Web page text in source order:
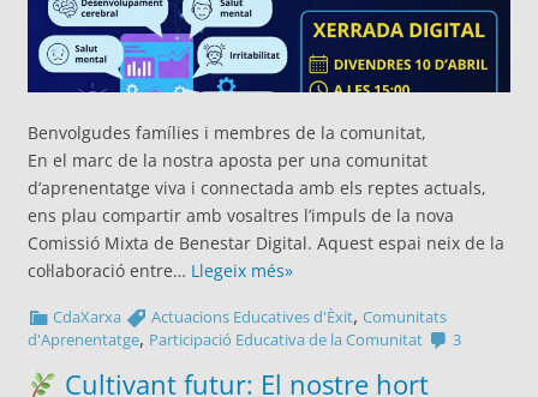
Benvolgudes famílies i membres de la comunitat,
En el marc de la nostra aposta per una comunitat
d’aprenentatge viva i connectada amb els reptes actuals,
ens plau compartir amb vosaltres l’impuls de la nova
Comissió Mixta de Benestar Digital. Aquest espai neix de la
col·laboració entre… Llegeix més»
CdaXarxa Actuacions Educatives d'Èxit,Comunitats
d'Aprenentatge, Participació Educativa de la Comunitat 3
Cultivant futur: El nostre hort